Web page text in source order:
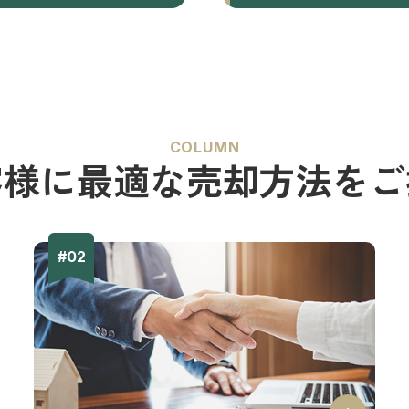
COLUMN
に最適な売却方法を